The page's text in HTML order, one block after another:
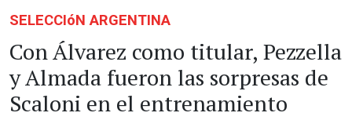
SELECCIóN ARGENTINA
Con Álvarez como titular, Pezzella
y Almada fueron las sorpresas de
Scaloni en el entrenamiento